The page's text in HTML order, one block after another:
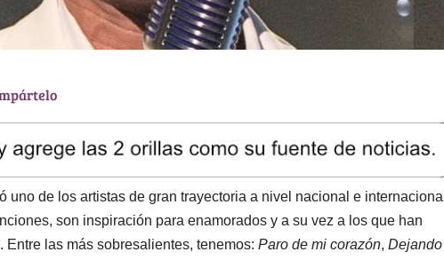
uno de los artistas de gran trayectoria a nivel nacional e internacional
son inspiración para enamorados y a su vez a los que han
las más sobresalientes, tenemos: Paro de mi corazón, Dejando